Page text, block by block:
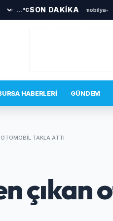
...°CSON DAKİKA
İnegöl’den Almanya’ya dev mobilya•
HABERLERI GÜNDEM
TAKLA ATTI
çıkan